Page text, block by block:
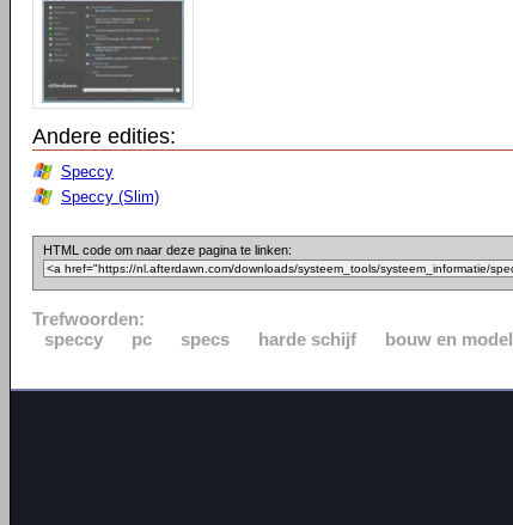
Andere edities:
Speccy
Speccy (Slim)
HTML code om naar deze pagina te linken:
Trefwoorden:
speccy
pc specs harde schijf bouw en model